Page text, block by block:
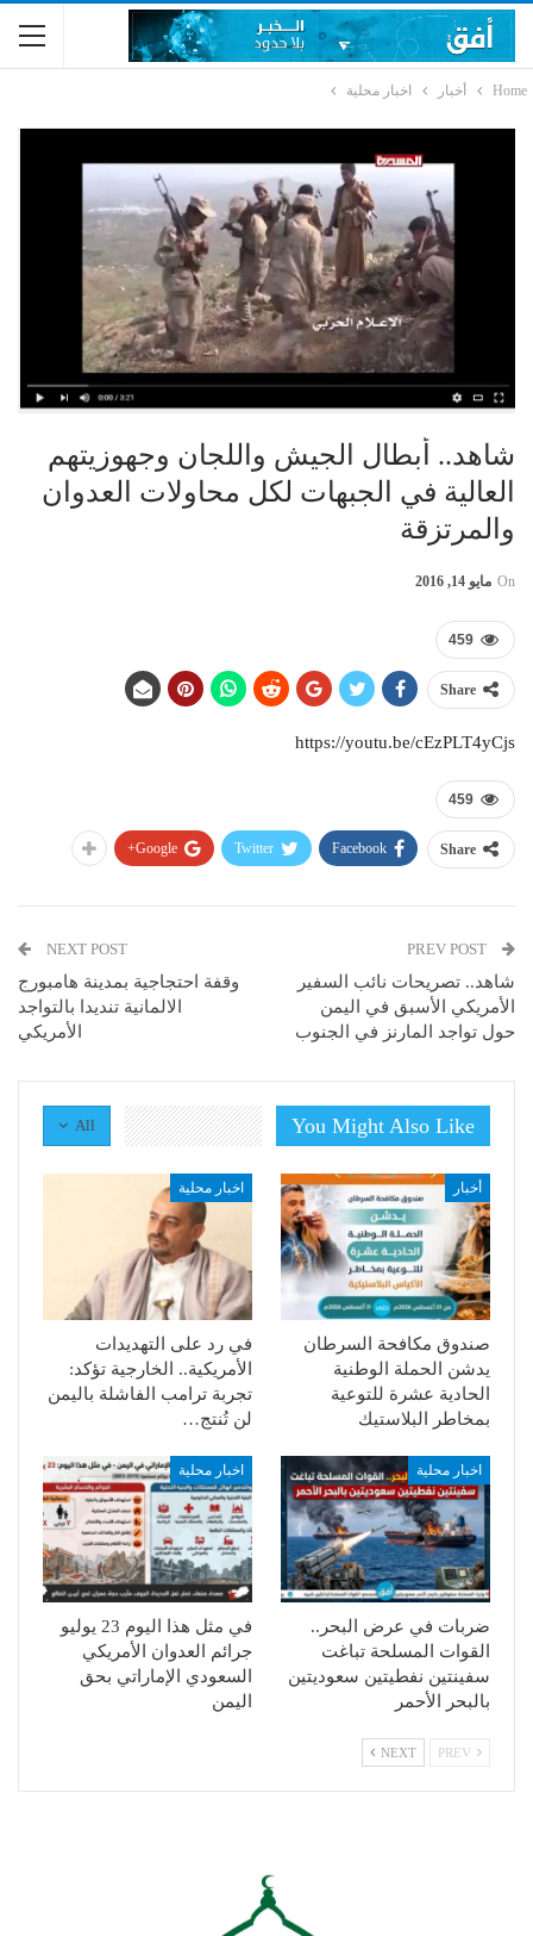
Home أخبار اخبار محلية
شاهد.. أبطال الجيش واللجان وجهوزيتهم
العالية في الجبهات لكل محاولات العدوان
والمرتزقة
On مايو 14, 2016
459
Share
https://youtu.be/cEzPLT4yCjs
459
Share
Facebook
Twitter
Google+
شاهد.. تصريحات نائب السفير
الأمريكي الأسبق في اليمن
حول تواجد المارنز في الجنوب
NEXT POST
وقفة احتجاجية بمدينة هامبورج
الالمانية تنديدا بالتواجد
الأمريكي
All You Might Also Like
أخبار
صندوق مكافحة السرطان
يدشن الحملة الوطنية
الحادية عشرة للتوعية
بمخاطر البلاستيك
اخبار محلية
في رد على التهديدات
الأمريكية.. الخارجية تؤكد:
تجربة ترامب الفاشلة باليمن
لن تُنتج…
اخبار محلية
ضربات في عرض البحر..
القوات المسلحة تباغت
سفينتين نفطيتين سعوديتين
بالبحر الأحمر
اخبار محلية
في مثل هذا اليوم 23 يوليو
جرائم العدوان الأمريكي
السعودي الإماراتي بحق
اليمن
NEXT